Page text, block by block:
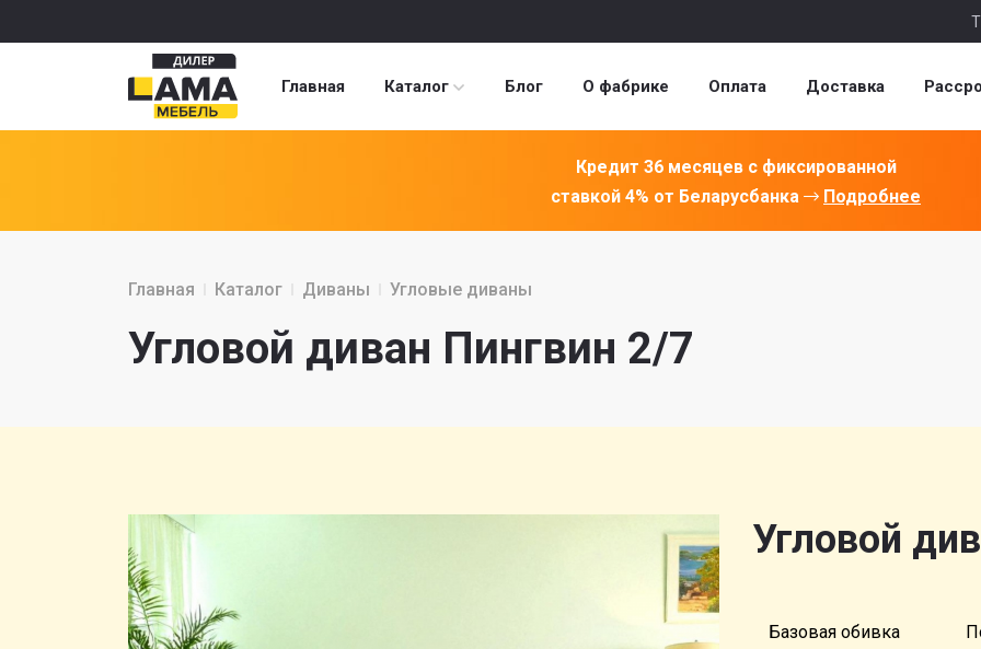
Главная Каталог Блог О фабрике Оплата Доставка
Кредит 36 месяцев с фиксированной
ставкой 4% от Беларусбанка
Подробнее
Главная Каталог Диваны Угловые диваны
Угловой диван Пингвин 2/7
Угловой
Базовая обивка